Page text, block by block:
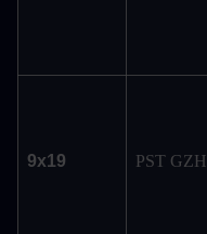
9x19 PST GZH